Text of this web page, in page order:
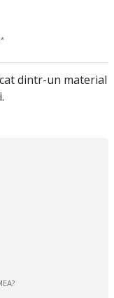
dintr-un material